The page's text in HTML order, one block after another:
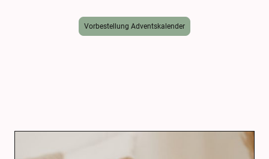
Vorbestellung Adventskalender